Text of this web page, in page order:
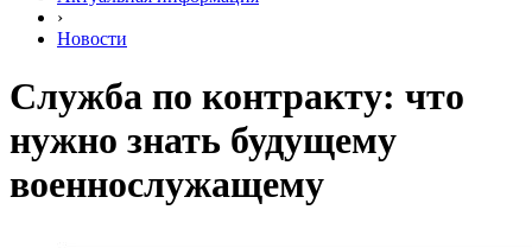
›
Новости
Служба по контракту: что
нужно знать будущему
военнослужащему